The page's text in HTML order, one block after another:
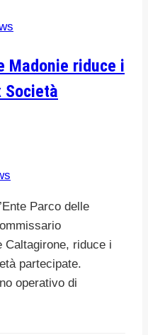
Madonie riduce i
Società
Parco delle
Caltagirone, riduce i
partecipate.
operativo di